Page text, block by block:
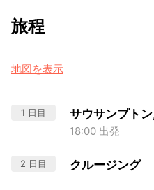
旅程
地図を表示
1 日目 サウサンプト
18:00 出発
2 日目 クルージング